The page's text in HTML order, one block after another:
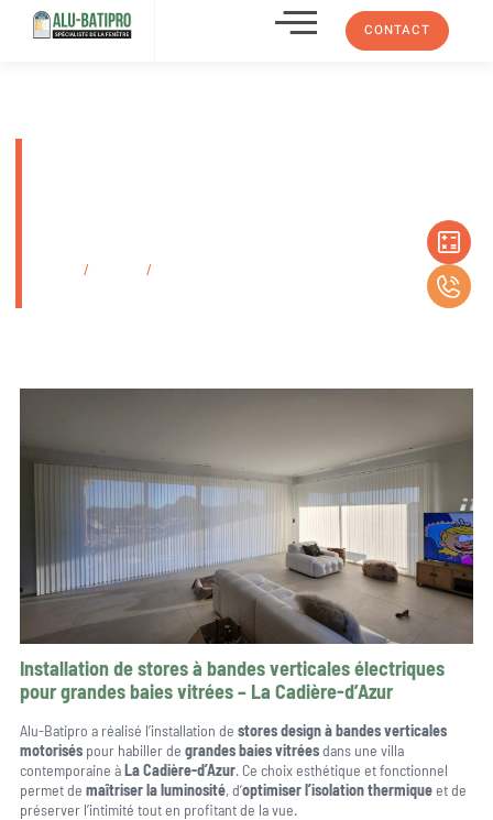
CONTACT
/ /
Installation de stores à bandes verticales électriques
Installation de stores à bandes verticales électriques
pour grandes baies vitrées – La Cadière-d’Azur
Alu-Batipro a réalisé l’installation de stores design à bandes verticales
motoriséspour habiller de grandes baies vitréesdans une villa
contemporaine àLa Cadière-d’Azur. Ce choix esthétique et fonctionnel
permet de maîtriser la luminosité, d’optimiser l’isolation thermiqueet de
préserver l’intimité tout en profitant de la vue.